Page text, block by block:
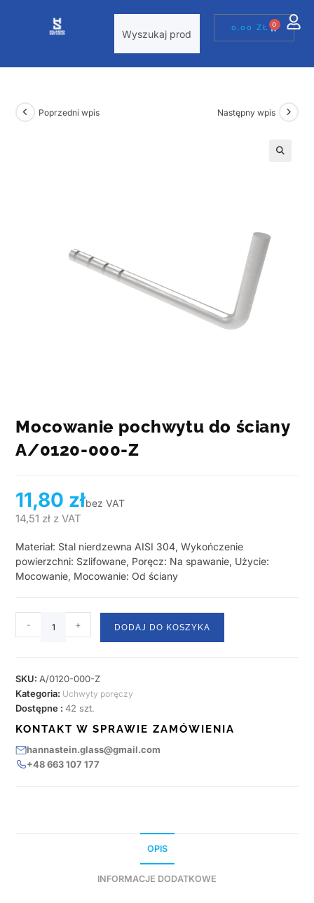
0,00ZŁ 0
Poprzedni wpis Następny wpis
Mocowanie pochwytu do ściany
A/0120-000-Z
11,80 złbez VAT
14,51 zł z VAT
Materiał: Stal nierdzewna AISI 304, Wykończenie
powierzchni: Szlifowane, Poręcz: Na spawanie, Użycie:
Mocowanie, Mocowanie: Od ściany
- + DODAJ DO KOSZYKA
SKU: A/0120-000-Z
Kategoria: Uchwyty poręczy
Dostępne :42 szt.
KONTAKT W SPRAWIE ZAMÓWIENIA
hannastein.glass@gmail.com
+48 663 107 177
OPIS
INFORMACJE DODATKOWE